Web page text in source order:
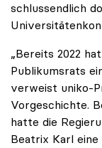
schlussendlich
„Bereits 2022
Publikumsrats
verweist uniko-
Vorgeschichte.
hatte die
Beatrix Karl